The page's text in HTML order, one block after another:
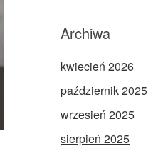
Archiwa
kwiecień 2026
październik 2025
wrzesień 2025
sierpień 2025